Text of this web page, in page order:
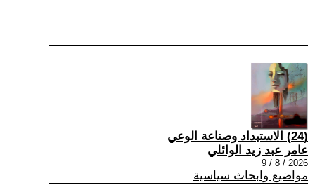
(24) الاستبداد وصناعة الوعي
عامر عبد زيد الوائلي
2026 / 8 / 9
مواضيع وابحاث سياسية